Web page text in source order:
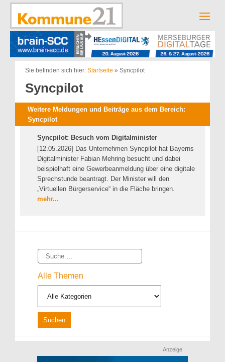
Zum
springen
Sie befinden sich hier: Startseite » Syncpilot
Syncpilot
Weitere Meldungen und Beiträge aus dem Bereich:
Syncpilot
Syncpilot: Besuch vom Digitalminister
[12.05.2026] Das Unternehmen Syncpilot hat Bayerns
Digitalminister Fabian Mehring besucht und dabei
beispielhaft eine Gewerbeanmeldung über eine digitale
Sprechstunde beantragt. Der Minister will den
„Virtuellen Bürgerservice“ in die Fläche bringen.
mehr...
Suche
Alle Themen
Anzeige